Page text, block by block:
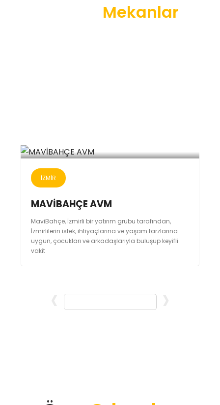
Mekanlar
İZMİR
MAVİBAHÇE AVM
MaviBahçe, İzmirli bir yatırım grubu tarafından,
İzmirlilerin istek, ihtiyaçlarına ve yaşam tarzlarına
uygun, çocukları ve arkadaşlarıyla buluşup keyifli
vakit